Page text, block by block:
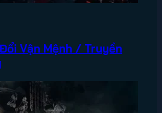
Vận Mệnh / Truyền